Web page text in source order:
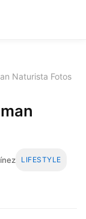
Naturista Fotos
LIFESTYLE